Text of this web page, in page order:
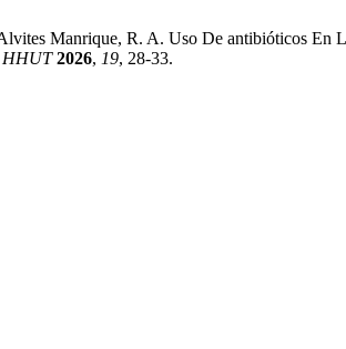
Manrique, R. A. Uso De antibióticos En
HHUT 2026, 19, 28-33.